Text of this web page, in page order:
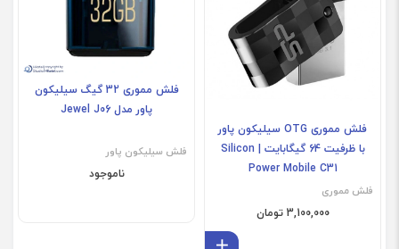
فلش مموری OTG سیلیکون پاور
با ظرفیت 64 گیگابایت | Silicon
Power Mobile C31
فلش مموری
3,100,000 تومان
فلش مموری 32 گیگ سیلیکون
پاور مدل Jewel J06
فلش سیلیکون پاور
ناموجود